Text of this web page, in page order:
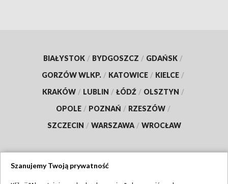
BIAŁYSTOK / BYDGOSZCZ / GDAŃSK /
GORZÓW WLKP. / KATOWICE / KIELCE /
KRAKÓW / LUBLIN / ŁÓDŹ / OLSZTYN /
OPOLE / POZNAŃ / RZESZÓW /
SZCZECIN / WARSZAWA / WROCŁAW
Szanujemy Twoją prywatność